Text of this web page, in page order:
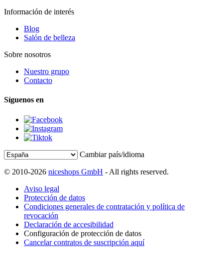
Información de interés
Blog
Salón de belleza
Sobre nosotros
Nuestro grupo
Contacto
Síguenos en
Cambiar país/idioma
© 2010-2026 niceshops GmbH - All rights reserved.
Aviso legal
Protección de datos
Condiciones generales de contratación y política de
revocación
Declaración de accesibilidad
Configuración de protección de datos
Cancelar contratos de suscripción aquí